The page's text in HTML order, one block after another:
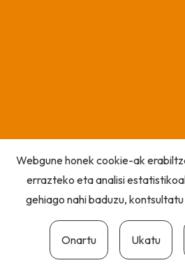
Webgune honek cookie-ak
errazteko eta analisi
gehiago nahi baduzu,
Onartu Ukatu